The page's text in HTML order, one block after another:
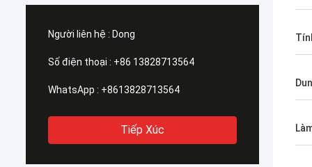
chuyển là TUYỆT VỜI!
Người liên hệ : Dong
Số điện thoại : +86 13828713564
WhatsApp : +8613828713564
Tiếp Xúc